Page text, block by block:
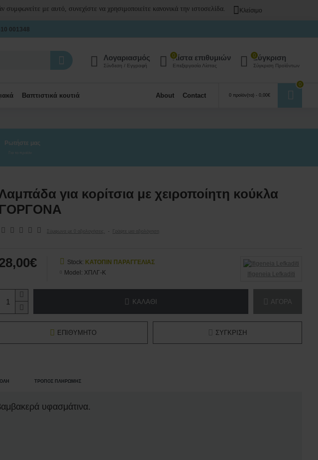
με αυτό, συνεχίστε να χρησιμοποιείτε κανονικά την ιστοσελίδα. Κλείσιμο
001348
Λογαριασμός
Σύνδεση / Εγγραφή
Λίστα επιθυμιών
Επεξεργασία Λίστας
0 Σύγκριση
Σύγκριση Προϊόντων
0
Βαπτιστικά κουτιά About Contact 0 προϊόν(τα) - 0,00€
0
Ρωτήστε μας
Για το προϊόν
για κορίτσια με χειροποίητη κούκλα
ΓΟΡΓΟΝΑ
Σύμφωνα με 0 αξιολογήσεις. - Γράψτε μια αξιολόγηση
Stock: ΚΑΤΌΠΙΝ ΠΑΡΑΓΓΕΛΊΑΣ
Model: ΧΠΛΓ-Κ Ifigeneia Lefkaditi
ΚΑΛΆΘΙ ΑΓΟΡΆ
ΕΠΙΘΥΜΗΤΌ ΣΎΓΚΡΙΣΗ
ΤΡΌΠΟΣ ΠΛΗΡΩΜΉΣ
υφασμάτινα.